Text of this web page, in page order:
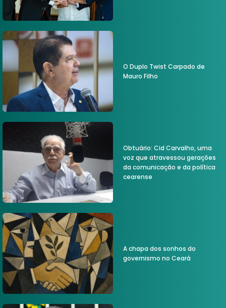
O Duplo Twist Carpado de
Mauro Filho
Obtuário: Cid Carvalho, uma
voz que atravessou gerações
da comunicação e da política
cearense
A chapa dos sonhos do
governismo no Ceará